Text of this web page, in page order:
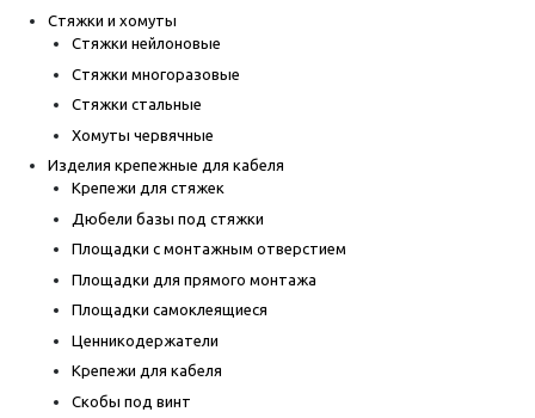
Стяжки и хомуты
Стяжки нейлоновые
Стяжки многоразовые
Стяжки стальные
Хомуты червячные
Изделия крепежные для кабеля
Крепежи для стяжек
Дюбели базы под стяжки
Площадки с монтажным отверстием
Площадки для прямого монтажа
Площадки самоклеящиеся
Ценникодержатели
Крепежи для кабеля
Скобы под винт